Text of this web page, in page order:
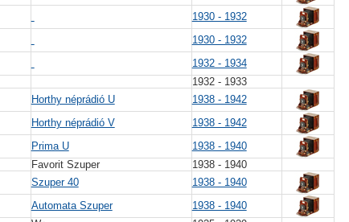
1930 - 1932
1930 - 1932
1932 - 1934
1932 - 1933
Horthy néprádió U
1938 - 1942
Horthy néprádió V
1938 - 1942
Prima U
1938 - 1940
Favorit Szuper
1938 - 1940
Szuper 40
1938 - 1940
Automata Szuper
1938 - 1940